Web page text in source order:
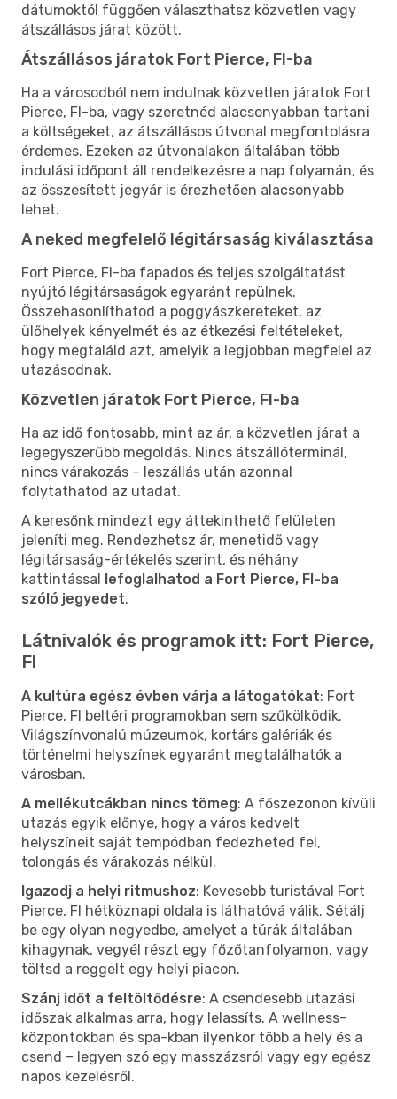
dátumoktól függően választhatsz közvetlen vagy
átszállásos járat között.
Átszállásos járatok Fort Pierce, Fl-ba
Ha a városodból nem indulnak közvetlen járatok Fort
Pierce, Fl-ba, vagy szeretnéd alacsonyabban tartani
a költségeket, az átszállásos útvonal megfontolásra
érdemes. Ezeken az útvonalakon általában több
indulási időpont áll rendelkezésre a nap folyamán, és
az összesített jegyár is érezhetően alacsonyabb
lehet.
A neked megfelelő légitársaság kiválasztása
Fort Pierce, Fl-ba fapados és teljes szolgáltatást
nyújtó légitársaságok egyaránt repülnek.
Összehasonlíthatod a poggyászkereteket, az
ülőhelyek kényelmét és az étkezési feltételeket,
hogy megtaláld azt, amelyik a legjobban megfelel az
utazásodnak.
Közvetlen járatok Fort Pierce, Fl-ba
Ha az idő fontosabb, mint az ár, a közvetlen járat a
legegyszerűbb megoldás. Nincs átszállóterminál,
nincs várakozás – leszállás után azonnal
folytathatod az utadat.
A keresőnk mindezt egy áttekinthető felületen
jeleníti meg. Rendezhetsz ár, menetidő vagy
légitársaság-értékelés szerint, és néhány
kattintással lefoglalhatod a Fort Pierce, Fl-ba
szóló jegyedet.
Látnivalók és programok itt: Fort Pierce,
Fl
A kultúra egész évben várja a látogatókat: Fort
Pierce, Fl beltéri programokban sem szűkölködik.
Világszínvonalú múzeumok, kortárs galériák és
történelmi helyszínek egyaránt megtalálhatók a
városban.
A mellékutcákban nincs tömeg: A főszezonon kívüli
utazás egyik előnye, hogy a város kedvelt
helyszíneit saját tempódban fedezheted fel,
tolongás és várakozás nélkül.
Igazodj a helyi ritmushoz: Kevesebb turistával Fort
Pierce, Fl hétköznapi oldala is láthatóvá válik. Sétálj
be egy olyan negyedbe, amelyet a túrák általában
kihagynak, vegyél részt egy főzőtanfolyamon, vagy
töltsd a reggelt egy helyi piacon.
Szánj időt a feltöltődésre: A csendesebb utazási
időszak alkalmas arra, hogy lelassíts. A wellness-
központokban és spa-kban ilyenkor több a hely és a
csend – legyen szó egy masszázsról vagy egy egész
napos kezelésről.